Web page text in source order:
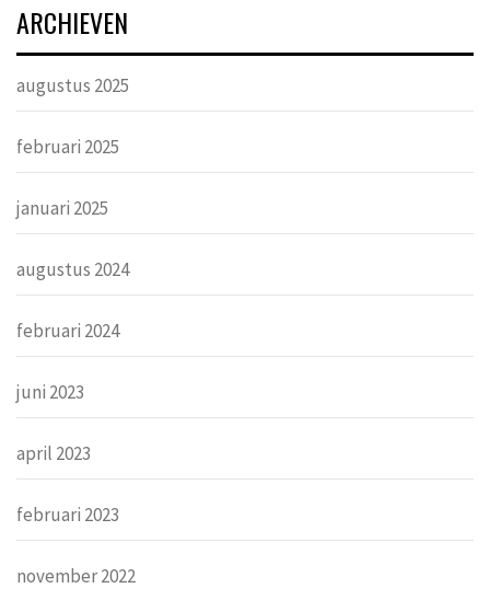
ARCHIEVEN
augustus 2025
februari 2025
januari 2025
augustus 2024
februari 2024
juni 2023
april 2023
februari 2023
november 2022